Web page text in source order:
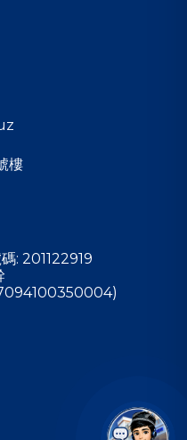
樓
: 201122919